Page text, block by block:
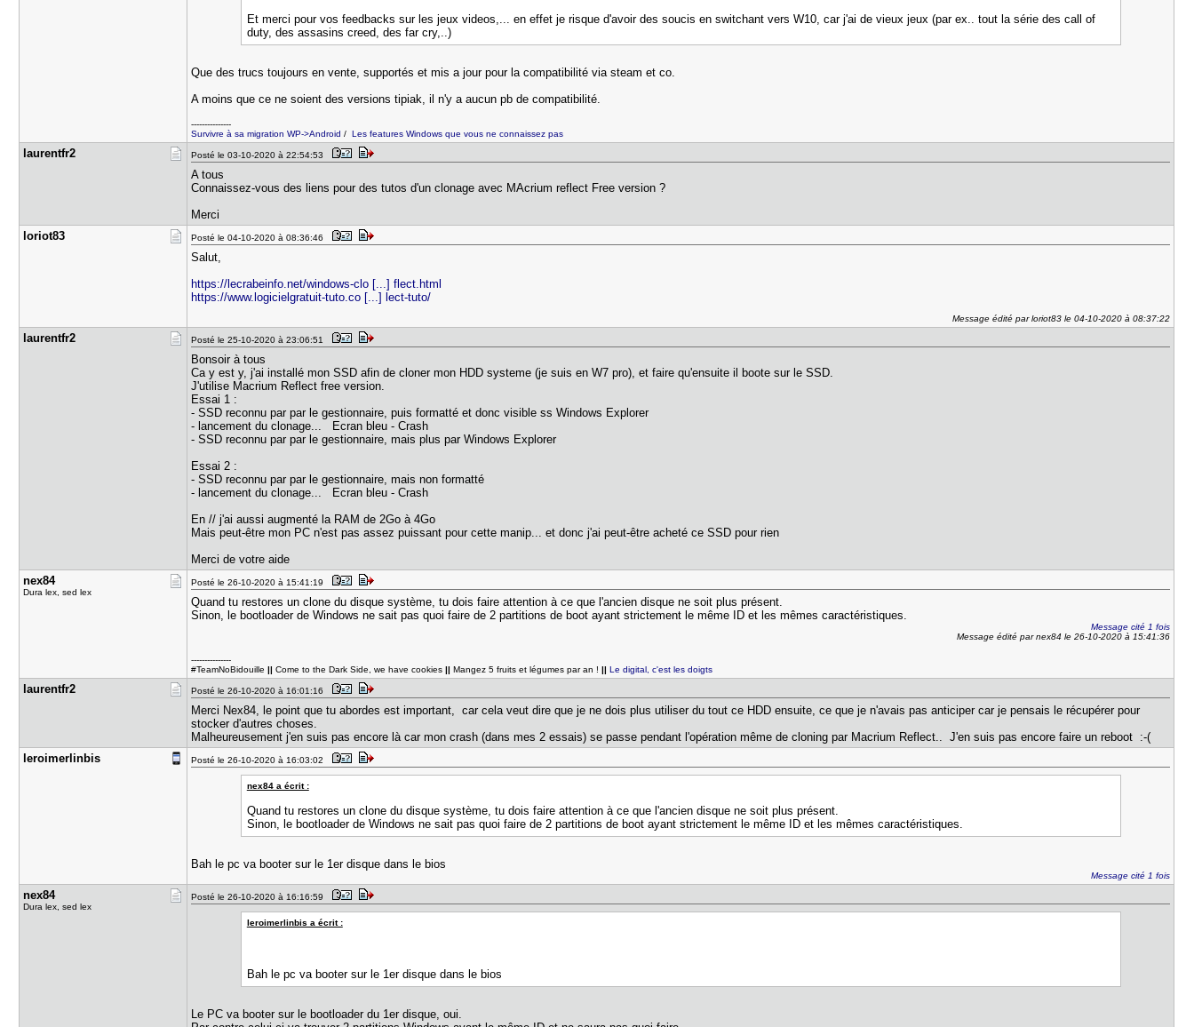
Et merci pour vos feedbacks sur les jeux videos,... en effet je risque d'avoir des soucis en switchant vers W10, car j'ai de vieux jeux (par ex.. tout la série des call of
duty, des assasins creed, des far cry,..)
Que des trucs toujours en vente, supportés et mis a jour pour la compatibilité via steam et co.
A moins que ce ne soient des versions tipiak, il n'y a aucun pb de compatibilité.
---------------
Survivre à sa migration WP->Android /Les features Windows que vous ne connaissez pas
laurentfr2 Posté le 03-10-2020 à 22:54:53
A tous
Connaissez-vous des liens pour des tutos d'un clonage avec MAcrium reflect Free version ?
Merci
loriot83
Posté le 04-10-2020 à 08:36:46
Salut,
https://lecrabeinfo.net/windows-clo [...] flect.html
https://www.logicielgratuit-tuto.co [...] lect-tuto/
Message édité par loriot83 le 04-10-2020 à 08:37:22
laurentfr2 Posté le 25-10-2020 à 23:06:51
Bonsoir à tous
Ca y est y, j'ai installé mon SSD afin de cloner mon HDD systeme (je suis en W7 pro), et faire qu'ensuite il boote sur le SSD.
J'utilise Macrium Reflect free version.
Essai 1 :
- SSD reconnu par par le gestionnaire, puis formatté et donc visible ss Windows Explorer
- lancement du clonage... Ecran bleu - Crash
- SSD reconnu par par le gestionnaire, mais plus par Windows Explorer
Essai 2 :
- SSD reconnu par par le gestionnaire, mais non formatté
- lancement du clonage... Ecran bleu - Crash
En // j'ai aussi augmenté la RAM de 2Go à 4Go
Mais peut-être mon PC n'est pas assez puissant pour cette manip... et donc j'ai peut-être acheté ce SSD pour rien
Merci de votre aide
nex84
Dura lex, sed lex
Posté le 26-10-2020 à 15:41:19
Quand tu restores un clone du disque système, tu dois faire attention à ce que l'ancien disque ne soit plus présent.
Sinon, le bootloader de Windows ne sait pas quoi faire de 2 partitions de boot ayant strictement le même ID et les mêmes caractéristiques.
Message cité 1 fois
Message édité par nex84 le 26-10-2020 à 15:41:36
---------------
#TeamNoBidouille||Come to the Dark Side, we have cookies||Mangez 5 fruits et légumes par an !||Le digital, c'est les doigts
laurentfr2 Posté le 26-10-2020 à 16:01:16
Merci Nex84, le point que tu abordes est important, car cela veut dire que je ne dois plus utiliser du tout ce HDD ensuite, ce que je n'avais pas anticiper car je pensais le récupérer pour
stocker d'autres choses.
Malheureusement j'en suis pas encore là car mon crash (dans mes 2 essais) se passe pendant l'opération même de cloning par Macrium Reflect.. J'en suis pas encore faire un reboot :-(
leroimerli​nbis
Posté le 26-10-2020 à 16:03:02
nex84 a écrit :
Quand tu restores un clone du disque système, tu dois faire attention à ce que l'ancien disque ne soit plus présent.
Sinon, le bootloader de Windows ne sait pas quoi faire de 2 partitions de boot ayant strictement le même ID et les mêmes caractéristiques.
Bah le pc va booter sur le 1er disque dans le bios
Message cité 1 fois
nex84
Dura lex, sed lex
Posté le 26-10-2020 à 16:16:59
leroimerlinbis a écrit :
Bah le pc va booter sur le 1er disque dans le bios
Le PC va booter sur le bootloader du 1er disque, oui.